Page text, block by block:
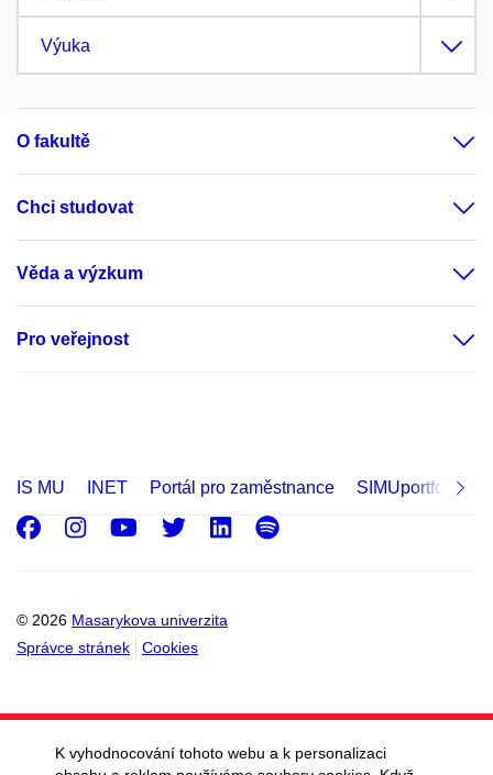
Výuka
O fakultě
Chci studovat
Věda a výzkum
Pro veřejnost
IS MU INET Portál pro zaměstnance SIMUportfolio
© 2026 Masarykova univerzita
Správce stránek
Cookies
Facebook
Instagram
Youtube
Twitter
LinkedIn
Spotify
K vyhodnocování tohoto webu a k personalizaci